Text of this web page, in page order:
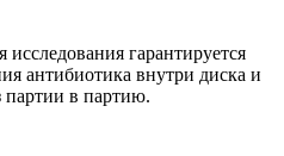
гарантируется
антибиотика внутри диска и
партии в партию.